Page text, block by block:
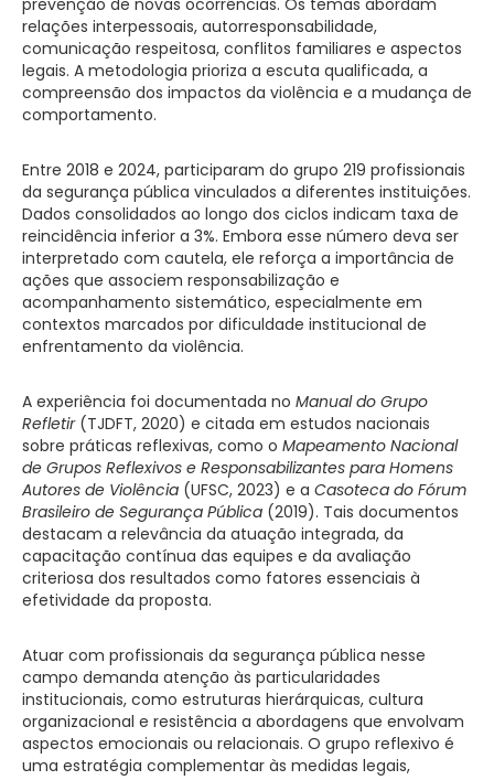
relações interpessoais, autorresponsabilidade,
comunicação respeitosa, conflitos familiares e aspectos
legais. A metodologia prioriza a escuta qualificada, a
compreensão dos impactos da violência e a mudança de
comportamento.
Entre 2018 e 2024, participaram do grupo 219 profissionais
da segurança pública vinculados a diferentes instituições.
Dados consolidados ao longo dos ciclos indicam taxa de
reincidência inferior a 3%. Embora esse número deva ser
interpretado com cautela, ele reforça a importância de
ações que associem responsabilização e
acompanhamento sistemático, especialmente em
contextos marcados por dificuldade institucional de
enfrentamento da violência.
A experiência foi documentada no Manual do Grupo
Refletir(TJDFT, 2020) e citada em estudos nacionais
sobre práticas reflexivas, como o Mapeamento Nacional
de Grupos Reflexivos e Responsabilizantes para Homens
Autores de Violência (UFSC, 2023) e a Casoteca do Fórum
Brasileiro de Segurança Pública (2019). Tais documentos
destacam a relevância da atuação integrada, da
capacitação contínua das equipes e da avaliação
criteriosa dos resultados como fatores essenciais à
efetividade da proposta.
Atuar com profissionais da segurança pública nesse
campo demanda atenção às particularidades
institucionais, como estruturas hierárquicas, cultura
organizacional e resistência a abordagens que envolvam
aspectos emocionais ou relacionais. O grupo reflexivo é
uma estratégia complementar às medidas legais,